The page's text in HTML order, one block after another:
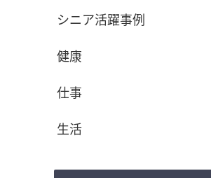
シニア活躍事例
健康
仕事
生活